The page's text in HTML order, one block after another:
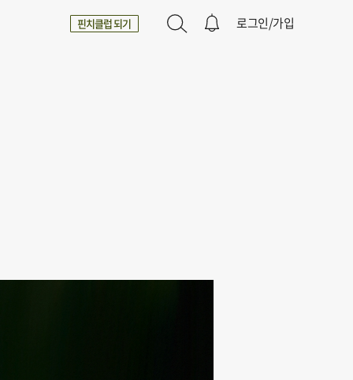
핀치클럽 되기 로그인/가입